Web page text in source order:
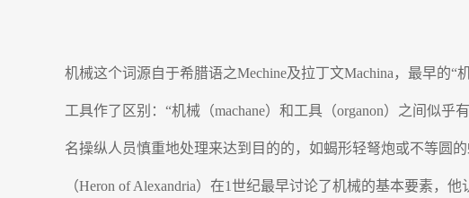
机械这个词源自于希腊语之Mechine及拉丁文Machina，最早的
工具作了区别：“机械（machane）和工具（organon）之间似
名操纵人员慎重地处理来达到目的的，如蝎形轻弩炮或不等圆
（Heron of Alexandria）在1世纪最早讨论了机械的基本要素